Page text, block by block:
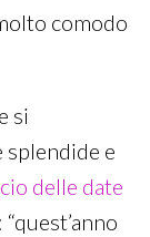
comodo
si
splendide e
delle date